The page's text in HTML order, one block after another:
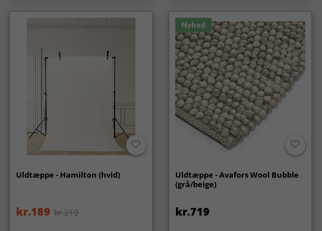
Uldtæppe - Hamilton (hvid)
kr.189 kr.219
Nyhed
Uldtæppe - Avafors Wool Bubble
(grå/beige)
kr.719